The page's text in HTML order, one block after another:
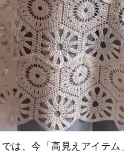
は、今「高見えアイテ